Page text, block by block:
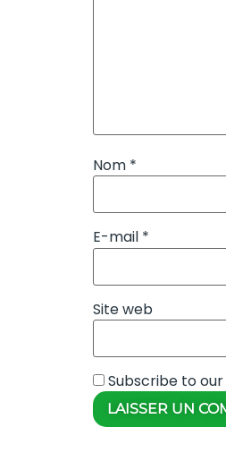
Nom *
E-mail *
Site web
Subscribe to